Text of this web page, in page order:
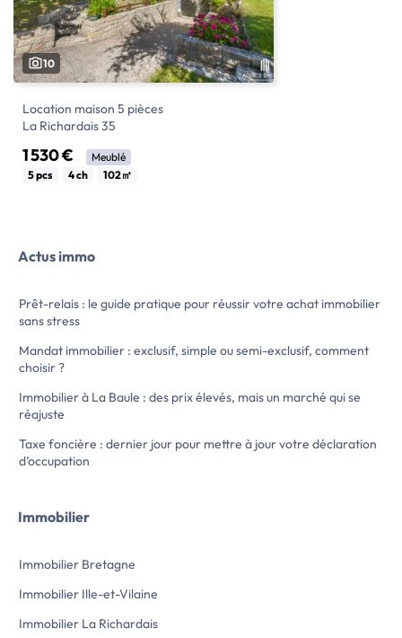
10
Location maison 5 pièces
La Richardais 35
1 530 € Meublé
A louer meublée à l'année, une maison
rez-de-chaussée :
chambres, salle d'eau, wc
A l'étage dégagement, 3 chambres, salle
d'eau, wc
Sous-sol total.
Pour toutes […] Voir l’annonce immobilière
>>
5 pcs 4 ch 102㎡
Actus immo
Prêt-relais : le guide pratique pour réussir votre achat immobilier
sans stress
Mandat immobilier : exclusif, simple ou semi-exclusif, comment
choisir ?
Immobilier à La Baule : des prix élevés, mais un marché qui se
réajuste
Taxe foncière : dernier jour pour mettre à jour votre déclaration
d’occupation
Immobilier
Immobilier Bretagne
Immobilier Ille-et-Vilaine
Immobilier La Richardais